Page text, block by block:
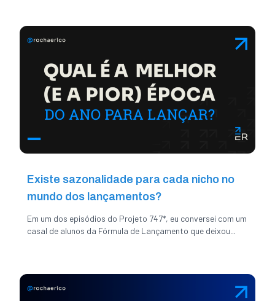
Existe sazonalidade para cada nicho no
mundo dos lançamentos?
Em um dos episódios do Projeto 747*, eu conversei com um
casal de alunos da Fórmula de Lançamento que deixou...